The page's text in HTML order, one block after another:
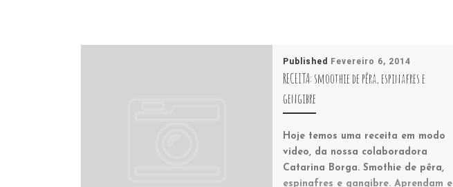
Published Fevereiro 6, 2014
RECEITA: smoothie de pêra, espinafres e
gengibre
Hoje temos uma receita em modo
video, da nossa colaboradora
Catarina Borga. Smothie de pêra,
espinafres e gangibre. Aprendam e